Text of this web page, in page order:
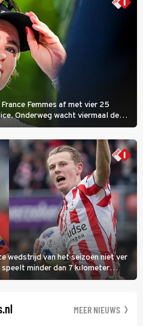
Femmes af met vier 25
Onderweg wacht viermaal de
de Promenade des Anglais krijgt
trui.
wedstrijd van het seizoen niet ver
minder dan 7 kilometer
spits Nacho Ferri aan van
MEER NIEUWS